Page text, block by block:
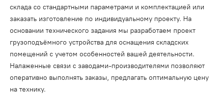
склада со стандартными параметрами и комплектацией или
заказать изготовление по индивидуальному проекту. На
основании технического задания мы разработаем проект
грузоподъёмного устройства для оснащения складских
помещений с учетом особенностей вашей деятельности.
Налаженные связи с заводами-производителями позволяют
оперативно выполнять заказы, предлагать оптимальную цену
на технику.